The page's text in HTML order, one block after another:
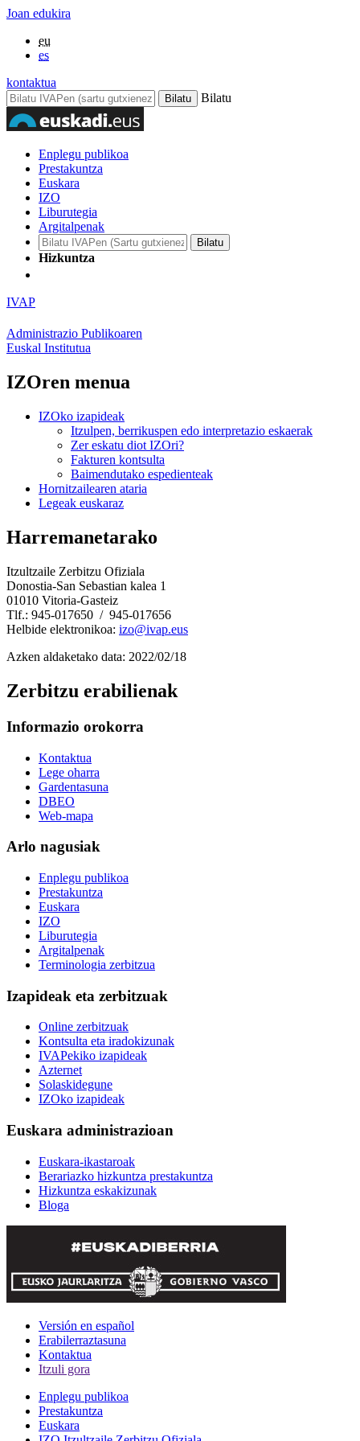
Joan edukira
eu
es
kontaktua
Bilatu
Enplegu publikoa
Prestakuntza
Euskara
IZO
Liburutegia
Argitalpenak
Hizkuntza
IVAP
Administrazio Publikoaren
Euskal Institutua
IZOren menua
IZOko izapideak
Itzulpen, berrikuspen edo interpretazio eskaerak
Zer eskatu diot IZOri?
Fakturen kontsulta
Baimendutako espedienteak
Hornitzailearen ataria
Legeak euskaraz
Harremanetarako
Itzultzaile Zerbitzu Ofiziala
Donostia-San Sebastian kalea 1
01010 Vitoria-Gasteiz
Tlf.: 945-017650 / 945-017656
Helbide elektronikoa: izo@ivap.eus
Azken aldaketako data: 2022/02/18
Zerbitzu erabilienak
Informazio orokorra
Kontaktua
Lege oharra
Gardentasuna
DBEO
Web-mapa
Arlo nagusiak
Enplegu publikoa
Prestakuntza
Euskara
IZO
Liburutegia
Argitalpenak
Terminologia zerbitzua
Izapideak eta zerbitzuak
Online zerbitzuak
Kontsulta eta iradokizunak
IVAPekiko izapideak
Azternet
Solaskidegune
IZOko izapideak
Euskara administrazioan
Euskara-ikastaroak
Berariazko hizkuntza prestakuntza
Hizkuntza eskakizunak
Bloga
Versión en español
Erabilerraztasuna
Kontaktua
Itzuli gora
Enplegu publikoa
Prestakuntza
Euskara